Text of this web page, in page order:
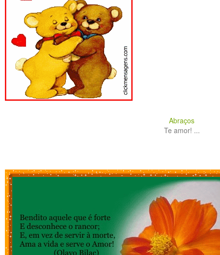
Abraços
Te amor! ...